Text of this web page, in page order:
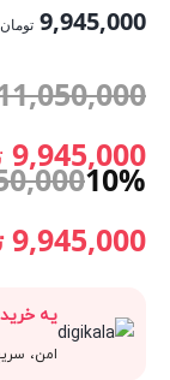
اصلی:
بود.
9,945,000 تومان
فعلی:
9,945,000
9,945,000 تومان.
10%
قیمت
9,945,000
یه
امن،